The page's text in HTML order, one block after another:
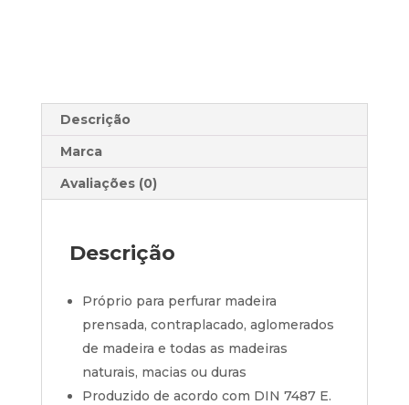
Descrição
Marca
Avaliações (0)
Descrição
Próprio para perfurar madeira
prensada, contraplacado, aglomerados
de madeira e todas as madeiras
naturais, macias ou duras
Produzido de acordo com DIN 7487 E.